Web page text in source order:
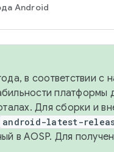
Android
в соответствии
платформы
Для сборки и
android-latest-
в AOSP. Для